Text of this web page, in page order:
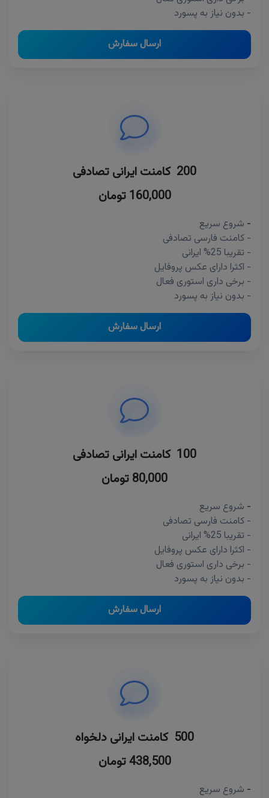
- بدون نیاز به پسورد
ارسال سفارش
200 کامنت ایرانی تصادفی
160,000 تومان
- شروع سریع
- کامنت فارسی تصادفی
- تقریبا 25% ایرانی
- اکثرا دارای عکس پروفایل
- برخی داری استوری فعال
- بدون نیاز به پسورد
ارسال سفارش
100 کامنت ایرانی تصادفی
80,000 تومان
- شروع سریع
- کامنت فارسی تصادفی
- تقریبا 25% ایرانی
- اکثرا دارای عکس پروفایل
- برخی داری استوری فعال
- بدون نیاز به پسورد
ارسال سفارش
500 کامنت ایرانی دلخواه
438,500 تومان
- شروع سریع